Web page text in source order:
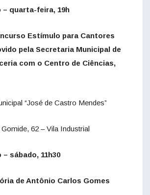
– quarta-feira, 19h
Estímulo para Cantores
pela Secretaria Municipal de
com o Centro de Ciências,
“José de Castro Mendes”
62 – Vila Industrial
sábado, 11h30
de Antônio Carlos Gomes